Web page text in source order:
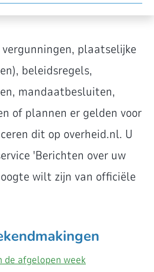
plaatselijke
beleidsregels,
mandaatbesluiten,
of plannen er gelden voor
dit op overheid.nl. U
'Berichten over uw
wilt zijn van officiële
de afgelopen week